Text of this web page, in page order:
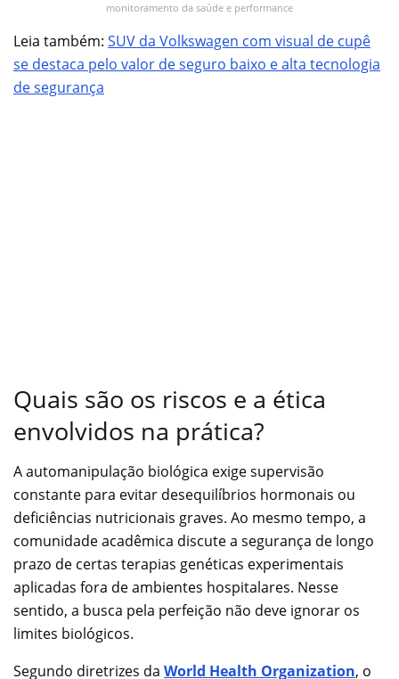
monitoramento da saúde e performance
Leia também: SUV da Volkswagen com visual de cupê
se destaca pelo valor de seguro baixo e alta tecnologia
de segurança
Quais são os riscos e a ética
envolvidos na prática?
A automanipulação biológica exige supervisão
constante para evitar desequilíbrios hormonais ou
deficiências nutricionais graves. Ao mesmo tempo, a
comunidade acadêmica discute a segurança de longo
prazo de certas terapias genéticas experimentais
aplicadas fora de ambientes hospitalares. Nesse
sentido, a busca pela perfeição não deve ignorar os
limites biológicos.
Segundo diretrizes da World Health Organization, o